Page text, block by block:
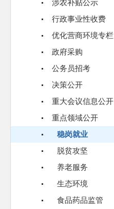
涉农补贴公示
行政事业性收费
优化营商环境专栏
政府采购
公务员招考
决策公开
重大会议信息公开
重点领域公开
稳岗就业
脱贫攻坚
养老服务
生态环境
食品药品监管